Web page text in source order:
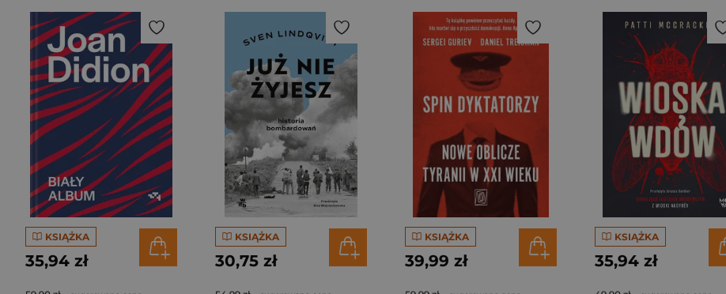
KSIĄŻKA
35,94 zł
KSIĄŻKA
30,75 zł
KSIĄŻKA
39,99 zł
KSIĄŻKA
35,94 zł